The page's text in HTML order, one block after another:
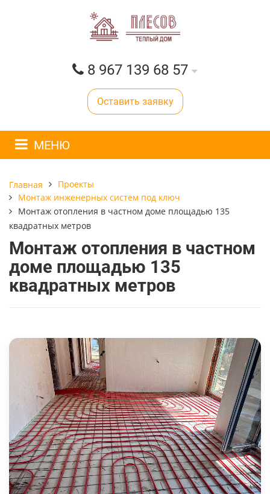
8 967 139 68 57
Оставить заявку
МЕНЮ
Главная
Проекты
Монтаж инженерных систем под ключ
Монтаж отопления в частном доме площадью 135
квадратных метров
Монтаж отопления в частном
доме площадью 135
квадратных метров